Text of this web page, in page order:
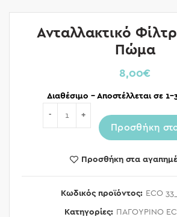
Ανταλλακτικό
Πώμα
8,00€
Διαθέσιμο – Αποστέλλεται σε 1-
Προσθήκη
Προσθήκη στα
Κωδικός προϊόντος: ECO
Κατηγορίες: ΠΑΓΟΥΡΙΝΟ